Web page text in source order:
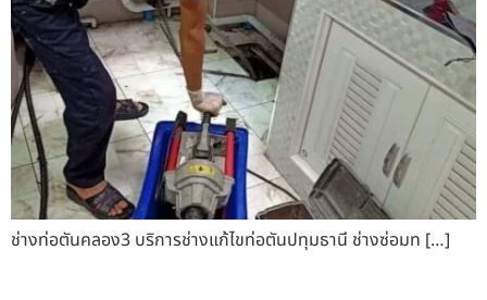
ช่างท่อตันคลอง3 บริการช่างแก้ไขท่อตันปทุมธานี ช่างซ่อมท […]